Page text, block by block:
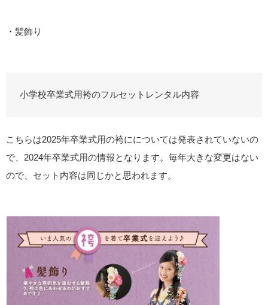
・髪飾り
小学校卒業式用袴のフルセットレンタル内容
こちらは2025年卒業式用の袴にについては発表されていないの
で、2024年卒業式用の情報となります。毎年大きな変更はない
ので、セット内容は同じかと思われます。